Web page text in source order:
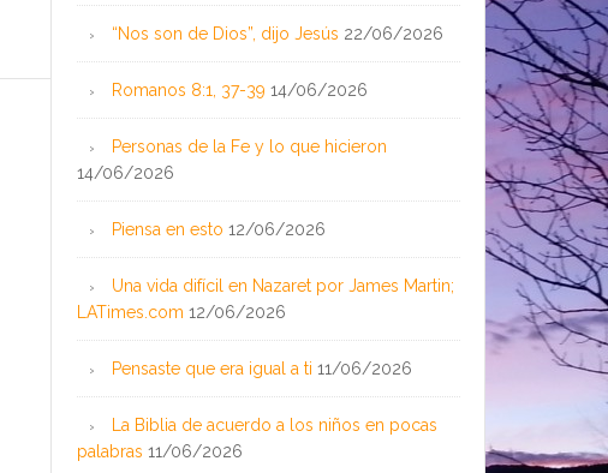
“Nos son de Dios”, dijo Jesús 22/06/2026
Romanos 8:1, 37-39 14/06/2026
Personas de la Fe y lo que hicieron
14/06/2026
Piensa en esto 12/06/2026
Una vida difícil en Nazaret por James Martin;
LATimes.com 12/06/2026
Pensaste que era igual a ti 11/06/2026
La Biblia de acuerdo a los niños en pocas
palabras 11/06/2026